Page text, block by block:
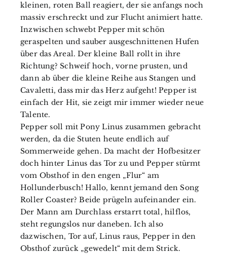
kleinen, roten Ball reagiert, der sie anfangs noch
massiv erschreckt und zur Flucht animiert hatte.
Inzwischen schwebt Pepper mit schön
geraspelten und sauber ausgeschnittenen Hufen
über das Areal. Der kleine Ball rollt in ihre
Richtung? Schweif hoch, vorne prusten, und
dann ab über die kleine Reihe aus Stangen und
Cavaletti, dass mir das Herz aufgeht! Pepper ist
einfach der Hit, sie zeigt mir immer wieder neue
Talente.
Pepper soll mit Pony Linus zusammen gebracht
werden, da die Stuten heute endlich auf
Sommerweide gehen. Da macht der Hofbesitzer
doch hinter Linus das Tor zu und Pepper stürmt
vom Obsthof in den engen „Flur“ am
Hollunderbusch! Hallo, kennt jemand den Song
Roller Coaster? Beide prügeln aufeinander ein.
Der Mann am Durchlass erstarrt total, hilflos,
steht regungslos nur daneben. Ich also
dazwischen, Tor auf, Linus raus, Pepper in den
Obsthof zurück „gewedelt“ mit dem Strick.